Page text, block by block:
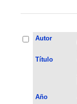
Autor
Título
Año